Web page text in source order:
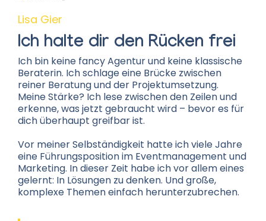
Lisa Gier
Ich halte dir den Rücken frei
Ich bin keine fancy Agentur und keine klassische
Beraterin. Ich schlage eine Brücke zwischen
reiner Beratung und der Projektumsetzung.
Meine Stärke? Ich lese zwischen den Zeilen und
erkenne, was jetzt gebraucht wird – bevor es für
dich überhaupt greifbar ist.
Vor meiner Selbständigkeit hatte ich viele Jahre
eine Führungsposition im Eventmanagement und
Marketing. In dieser Zeit habe ich vor allem eines
gelernt: In Lösungen zu denken. Und große,
komplexe Themen einfach herunterzubrechen.